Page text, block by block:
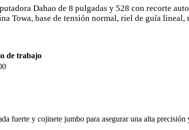
Dahao de 8 pulgadas y 528 con recorte
Towa, base de tensión normal, riel de guía
de trabajo
fuerte y cojinete jumbo para asegurar una alta